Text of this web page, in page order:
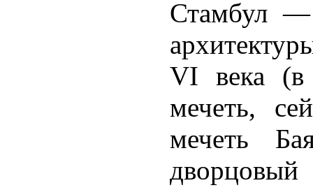
Стамбул —
VI века (в
мечеть,
мечеть